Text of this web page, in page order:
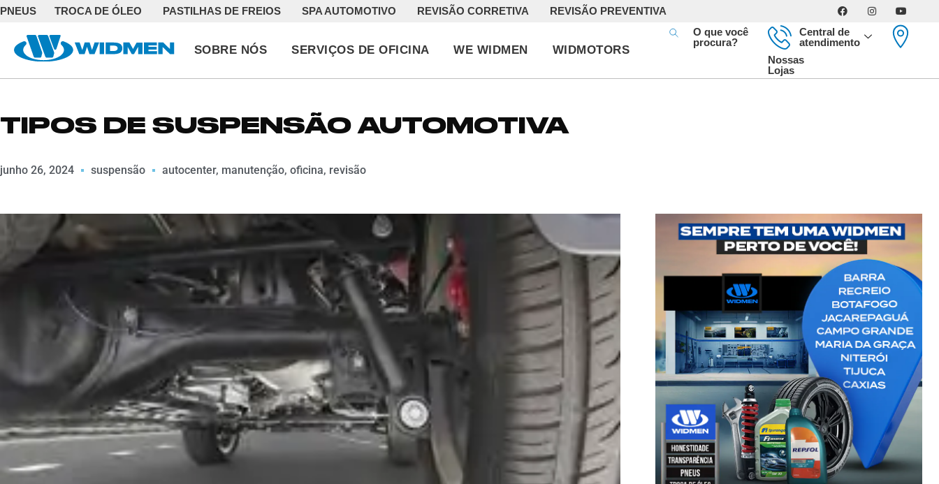
PNEUS TROCA DE ÓLEO PASTILHAS DE FREIOS SPA AUTOMOTIVO REVISÃO CORRETIVA REVISÃO PREVENTIVA
SOBRE NÓS SERVIÇOS DE OFICINA WE WIDMEN WIDMOTORS
O que você
procura?
Central de
atendimento
Nossas
Lojas
TIPOS DE SUSPENSÃO AUTOMOTIVA
junho 26, 2024 suspensão autocenter, manutenção, oficina, revisão